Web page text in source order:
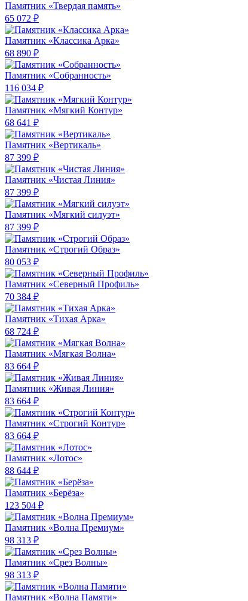
Памятник «Твердая память»
65 072 ₽
Памятник «Классика Арка»
68 890 ₽
Памятник «Собранность»
116 034 ₽
Памятник «Мягкий Контур»
68 641 ₽
Памятник «Вертикаль»
87 399 ₽
Памятник «Чистая Линия»
87 399 ₽
Памятник «Мягкий силуэт»
87 399 ₽
Памятник «Строгий Образ»
80 053 ₽
Памятник «Северный Профиль»
70 384 ₽
Памятник «Тихая Арка»
68 724 ₽
Памятник «Мягкая Волна»
83 664 ₽
Памятник «Живая Линия»
83 664 ₽
Памятник «Строгий Контур»
83 664 ₽
Памятник «Лотос»
88 644 ₽
Памятник «Берёза»
123 504 ₽
Памятник «Волна Премиум»
98 313 ₽
Памятник «Срез Волны»
98 313 ₽
Памятник «Волна Памяти»